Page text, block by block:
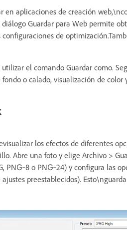
en aplicaciones de creación
Guardar para Web permite
de
el comando Guardar como.
o calado, visualización de color
los efectos de diferentes
Abre una foto y elige Archivo >
PNG‑8 o PNG‑24) y configura las
preestablecidos).